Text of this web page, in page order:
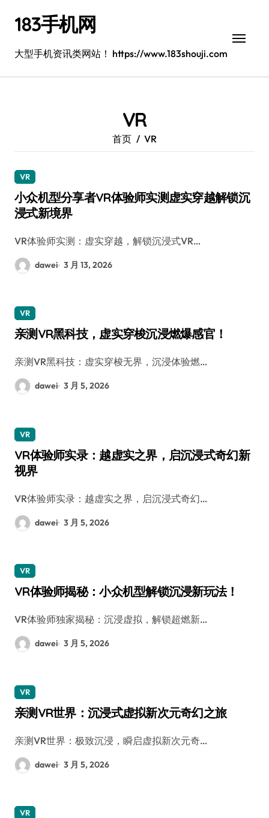
183手机网
大型手机资讯类网站！ https://www.183shouji.com
VR
首页 VR
VR
小众机型分享者VR体验师实测虚实穿越解锁沉
浸式新境界
VR体验师实测：虚实穿越，解锁沉浸式VR…
dawei 3 月 13, 2026
VR
亲测VR黑科技，虚实穿梭沉浸燃爆感官！
亲测VR黑科技：虚实穿梭无界，沉浸体验燃…
dawei 3 月 5, 2026
VR
VR体验师实录：越虚实之界，启沉浸式奇幻新
视界
VR体验师实录：越虚实之界，启沉浸式奇幻…
dawei 3 月 5, 2026
VR
VR体验师揭秘：小众机型解锁沉浸新玩法！
VR体验师独家揭秘：沉浸虚拟，解锁超燃新…
dawei 3 月 5, 2026
VR
亲测VR世界：沉浸式虚拟新次元奇幻之旅
亲测VR世界：极致沉浸，瞬启虚拟新次元奇…
dawei 3 月 5, 2026
VR